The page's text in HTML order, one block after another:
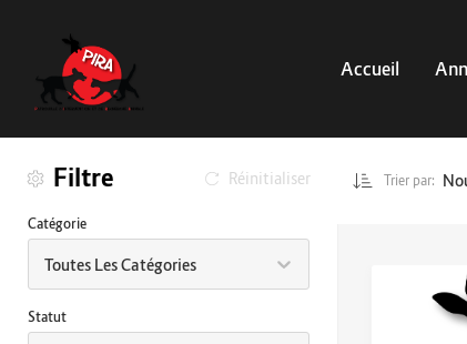
Accueil
Filtre Réinitialiser
Catégorie
Toutes Les Catégories
Statut
Trier par: